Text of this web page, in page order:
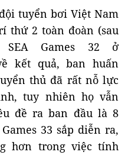
tuyển bơi Việt Nam
thứ 2 toàn đoàn (sau
SEA Games 32 ở
kết quả, ban huấn
thủ đã rất nỗ lực
tuy nhiên họ vẫn
đề ra ban đầu là 8
33 sắp diễn ra,
hơn trong việc tính